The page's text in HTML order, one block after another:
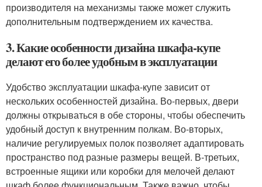
производителя на механизмы также может служить
дополнительным подтверждением их качества.
3. Какие особенности дизайна шкафа-купе
делают его более удобным в эксплуатации
Удобство эксплуатации шкафа-купе зависит от
нескольких особенностей дизайна. Во-первых, двери
должны открываться в обе стороны, чтобы обеспечить
удобный доступ к внутренним полкам. Во-вторых,
наличие регулируемых полок позволяет адаптировать
пространство под разные размеры вещей. В-третьих,
встроенные ящики или коробки для мелочей делают